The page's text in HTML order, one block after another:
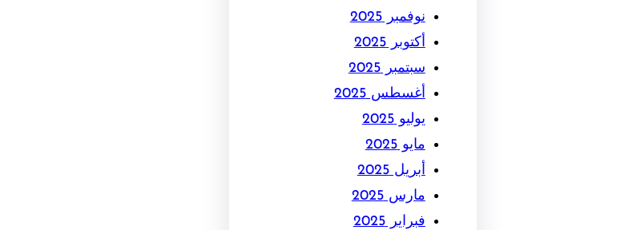
نوفمبر 2025
أكتوبر 2025
سبتمبر 2025
أغسطس 2025
يوليو 2025
مايو 2025
أبريل 2025
مارس 2025
فبراير 2025